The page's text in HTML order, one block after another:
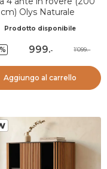
Olys Naturale
Prodotto disponibile
999.- 1’099.-
Aggiungo al carrello